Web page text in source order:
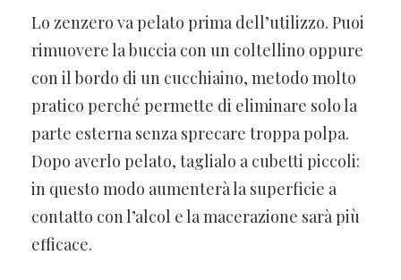
Lo zenzero va pelato prima dell’utilizzo. Puoi
rimuovere la buccia con un coltellino oppure
con il bordo di un cucchiaino, metodo molto
pratico perché permette di eliminare solo la
parte esterna senza sprecare troppa polpa.
Dopo averlo pelato, taglialo a cubetti piccoli:
in questo modo aumenterà la superficie a
contatto con l’alcol e la macerazione sarà più
efficace.